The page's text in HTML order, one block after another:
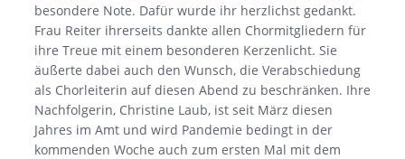
besondere Note. Dafür wurde ihr herzlichst gedankt.
Frau Reiter ihrerseits dankte allen Chormitgliedern für
ihre Treue mit einem besonderen Kerzenlicht. Sie
äußerte dabei auch den Wunsch, die Verabschiedung
als Chorleiterin auf diesen Abend zu beschränken. Ihre
Nachfolgerin, Christine Laub, ist seit März diesen
Jahres im Amt und wird Pandemie bedingt in der
kommenden Woche auch zum ersten Mal mit dem